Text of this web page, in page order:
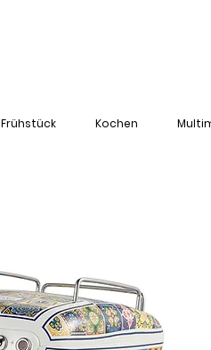
Frühstück Kochen